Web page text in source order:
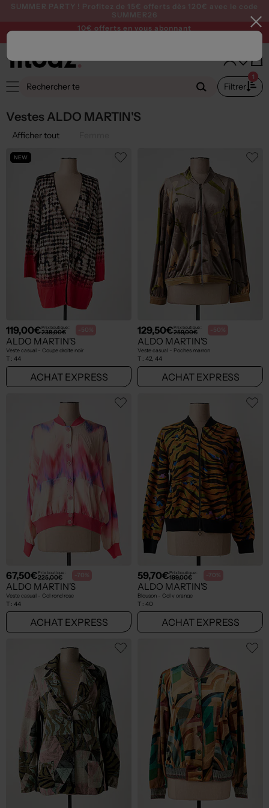
SUMMER PARTY ! Profitez de 15€ offerts dès 120€ avec le code
SUMMER26
10€ offerts en vous abonnant
Filtrer
1
Vestes ALDO MARTIN'S
Afficher tout
NEW
119,00€Prix boutique :
238,00€ -50%
ALDO MARTIN'S
Veste casual - Coupe droite noir
T : 44
ACHAT EXPRESS
129,50€Prix boutique :
259,00€ -50%
ALDO MARTIN'S
Veste casual - Poches marron
T : 42, 44
ACHAT EXPRESS
67,50€Prix boutique :
225,00€ -70%
ALDO MARTIN'S
Veste casual - Col rond rose
T : 44
ACHAT EXPRESS
59,70€Prix boutique :
199,00€ -70%
ALDO MARTIN'S
Blouson - Col v orange
T : 40
ACHAT EXPRESS